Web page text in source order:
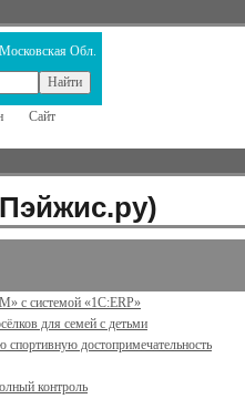
Обл.
Сайт
с системой «1С:ERP»
для семей с детьми
достопримечательность
контроль